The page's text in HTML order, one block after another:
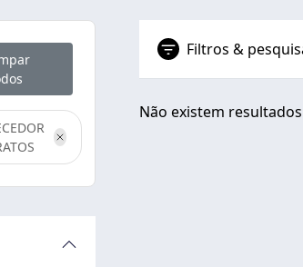
Filtros &
Não existem